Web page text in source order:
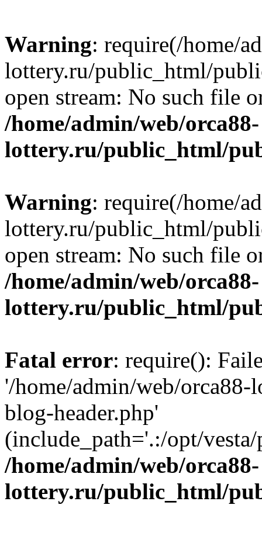
Warning: require(/home/
lottery.ru/public_html/
open stream: No such file
/home/admin/web/orca88-
lottery.ru/public_html/
Warning: require(/home/
lottery.ru/public_html/
open stream: No such file
/home/admin/web/orca88-
lottery.ru/public_html/
Fatal error: require():
'/home/admin/web/
blog-header.php'
(include_path='.:/opt/
/home/admin/web/orca88-
lottery.ru/public_html/